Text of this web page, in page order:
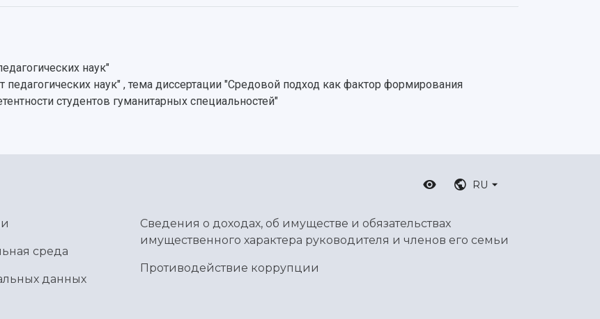
наук"
наук" , тема диссертации "Средовой подход как фактор формирования
студентов гуманитарных специальностей"
RU
среда
данных
Сведения о доходах, об имуществе и обязательствах
имущественного характера руководителя и членов его семьи
Противодействие коррупции